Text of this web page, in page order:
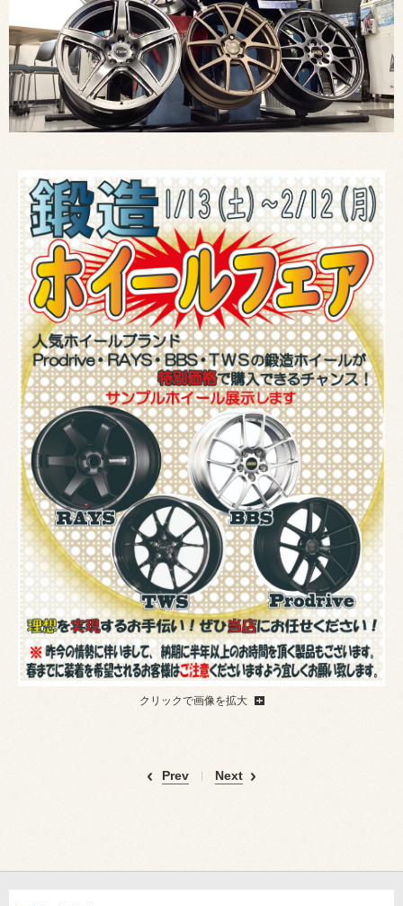
クリックで画像を拡大
Prev Next